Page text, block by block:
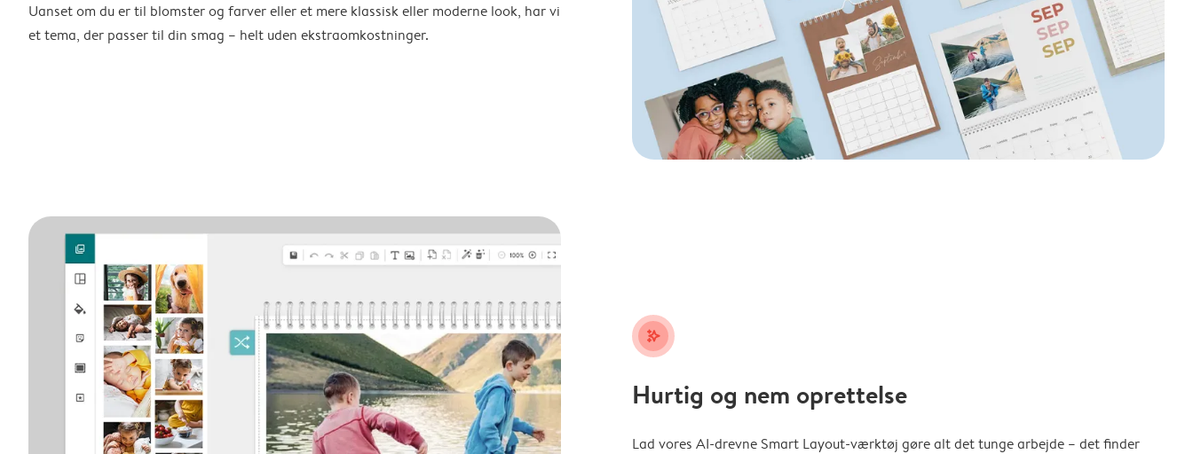
Uanset om du er til blomster og farver eller et mere klassisk eller moderne look, har vi
et tema, der passer til din smag – helt uden ekstraomkostninger.
stars_plus
Hurtig og nem oprettelse
Lad vores AI-drevne Smart Layout-værktøj gøre alt det tunge arbejde – det finder